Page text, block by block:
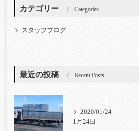
カテゴリー Categories
スタッフブログ
最近の投稿 Recent Posts
2020/01/24
1月24日